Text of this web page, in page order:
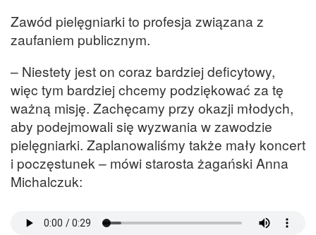
Zawód pielęgniarki to profesja związana z
zaufaniem publicznym.
– Niestety jest on coraz bardziej deficytowy,
więc tym bardziej chcemy podziękować za tę
ważną misję. Zachęcamy przy okazji młodych,
aby podejmowali się wyzwania w zawodzie
pielęgniarki. Zaplanowaliśmy także mały koncert
i poczęstunek – mówi starosta żagański Anna
Michalczuk: